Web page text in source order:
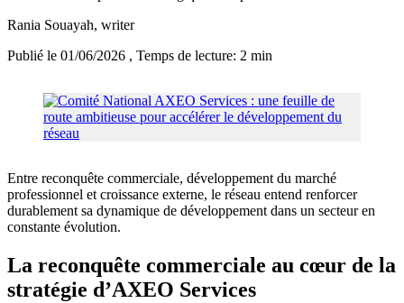
Rania Souayah, writer
Publié le 01/06/2026 , Temps de lecture: 2 min
Entre reconquête commerciale, développement du marché
professionnel et croissance externe, le réseau entend renforcer
durablement sa dynamique de développement dans un secteur en
constante évolution.
La reconquête commerciale au cœur de la
stratégie d’AXEO Services